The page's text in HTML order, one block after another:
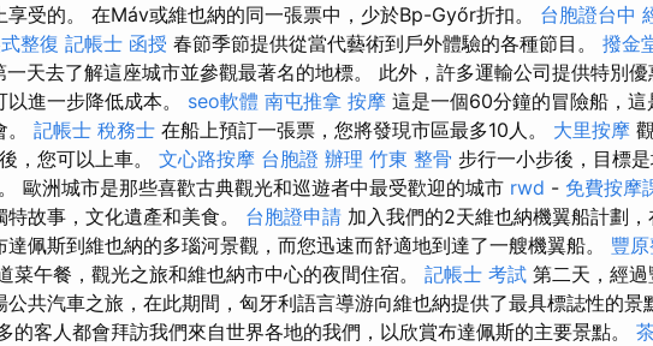
享受的。 在Máv或維也納的同一張票中，少於Bp-Győr折扣。 台胞證台中
整復 記帳士 函授 春節季節提供從當代藝術到戶外體驗的各種節目。 撥金
一天去了解這座城市並參觀最著名的地標。 此外，許多運輸公司提供特別優
進一步降低成本。 seo軟體 南屯推拿 按摩 這是一個60分鐘的冒險船，這
記帳士 稅務士 在船上預訂一張票，您將發現市區最多10人。 大里按摩
，您可以上車。 文心路按摩 台胞證 辦理 竹東 整骨 步行一小步後，目標
歐洲城市是那些喜歡古典觀光和巡遊者中最受歡迎的城市 rwd - 免費按摩
故事，文化遺產和美食。 台胞證申請 加入我們的2天維也納機翼船計劃，
佩斯到維也納的多瑙河景觀，而您迅速而舒適地到達了一艘機翼船。 豐
菜午餐，觀光之旅和維也納市中心的夜間住宿。 記帳士 考試 第二天，經過
共汽車之旅，在此期間，匈牙利語言導游向維也納提供了最具標誌性的景
的客人都會拜訪我們來自世界各地的我們，以欣賞布達佩斯的主要景點。